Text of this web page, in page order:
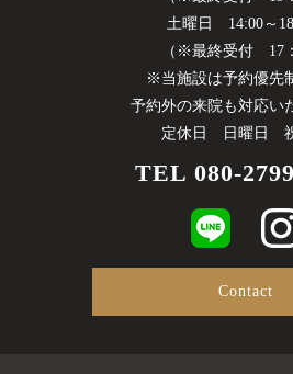
土曜日 14:00～
（※最終受付 17
※当施設は予約優先
予約外の来院も対応い
定休日 日曜日
TEL 080-
Contact